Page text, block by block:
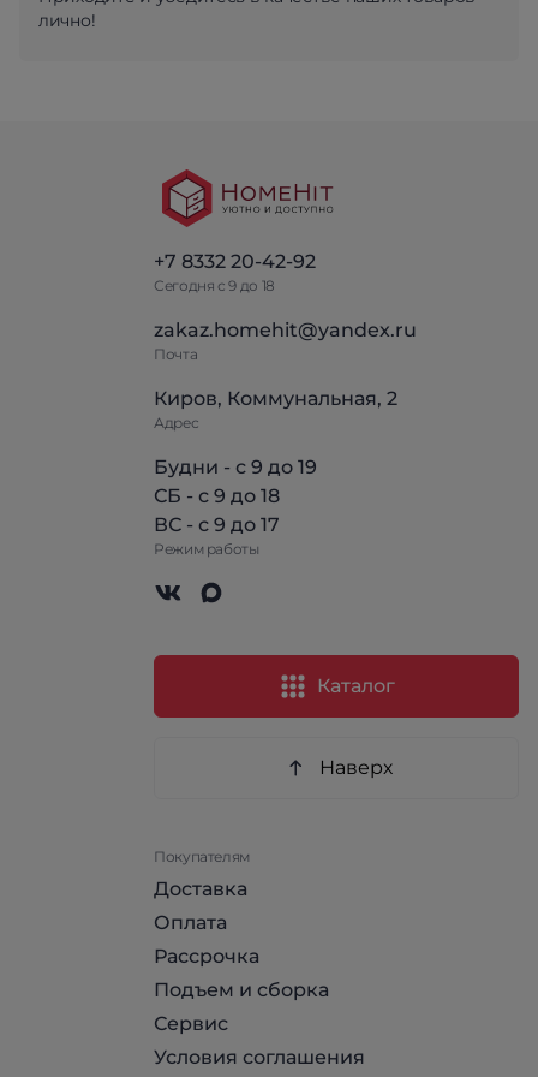
лично!
+7 8332 20-42-92
Сегодня с 9 до 18
zakaz.homehit@yandex.ru
Почта
Киров, Коммунальная, 2
Адрес
Будни - с 9 до 19
СБ - с 9 до 18
ВС - с 9 до 17
Режим работы
Каталог
Наверх
Покупателям
Доставка
Оплата
Рассрочка
Подъем и сборка
Сервис
Условия соглашения